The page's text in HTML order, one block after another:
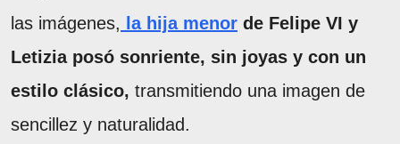
las imágenes,
la hija menor de Felipe VI y
Letizia posó sonriente, sin joyas y con un
estilo clásico, transmitiendo una imagen de
sencillez y naturalidad.